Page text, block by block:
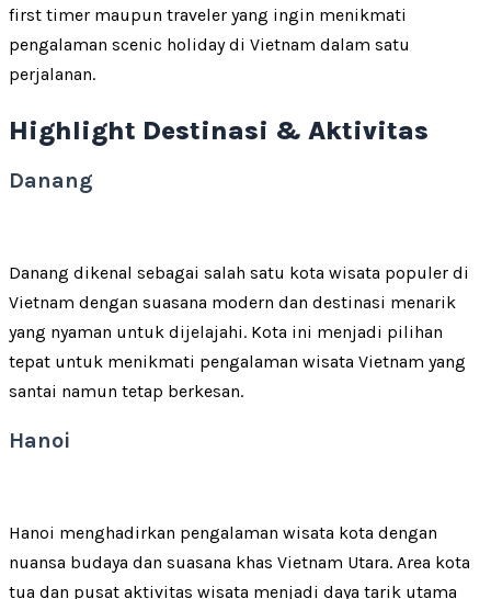
first timer maupun traveler yang ingin menikmati
pengalaman scenic holiday di Vietnam dalam satu
perjalanan.
Highlight Destinasi & Aktivitas
Danang
Danang dikenal sebagai salah satu kota wisata populer di
Vietnam dengan suasana modern dan destinasi menarik
yang nyaman untuk dijelajahi. Kota ini menjadi pilihan
tepat untuk menikmati pengalaman wisata Vietnam yang
santai namun tetap berkesan.
Hanoi
Hanoi menghadirkan pengalaman wisata kota dengan
nuansa budaya dan suasana khas Vietnam Utara. Area kota
tua dan pusat aktivitas wisata menjadi daya tarik utama